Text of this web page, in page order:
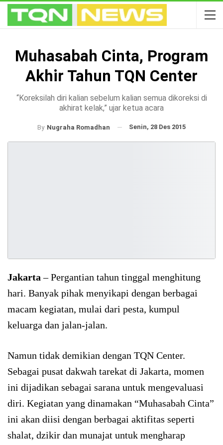
Muhasabah Cinta, Program
Akhir Tahun TQN Center
“Koreksilah diri kalian sebelum kalian semua dikoreksi di
akhirat kelak,” ujar ketua acara
By Nugraha Romadhan Senin, 28 Des 2015
Jakarta – Pergantian tahun tinggal menghitung
hari. Banyak pihak menyikapi dengan berbagai
macam kegiatan, mulai dari pesta, kumpul
keluarga dan jalan-jalan.
Namun tidak demikian dengan TQN Center.
Sebagai pusat dakwah tarekat di Jakarta, momen
ini dijadikan sebagai sarana untuk mengevaluasi
diri. Kegiatan yang dinamakan “Muhasabah Cinta”
ini akan diisi dengan berbagai aktifitas seperti
shalat, dzikir dan munajat untuk mengharap